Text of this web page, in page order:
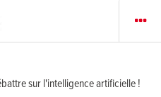
sur l'intelligence artificielle !